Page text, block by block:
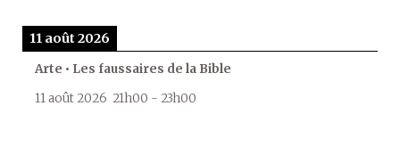
11 août 2026
Arte • Les faussaires de la Bible
11 août 2026 21h00 - 23h00